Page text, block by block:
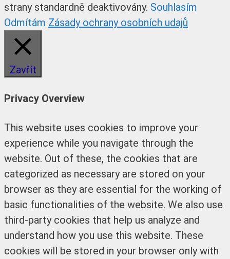
strany standardně deaktivovány. Souhlasím
Odmítám Zásady ochrany osobních udajů
Zavřít
Privacy Overview
This website uses cookies to improve your
experience while you navigate through the
website. Out of these, the cookies that are
categorized as necessary are stored on your
browser as they are essential for the working of
basic functionalities of the website. We also use
third-party cookies that help us analyze and
understand how you use this website. These
cookies will be stored in your browser only with